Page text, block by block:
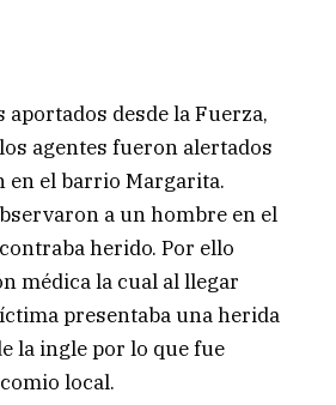
aportados desde la Fuerza,
agentes fueron alertados
en el barrio Margarita.
a un hombre en el
herido. Por ello
médica la cual al llegar
presentaba una herida
la ingle por lo que fue
local.